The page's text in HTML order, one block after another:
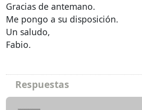
Gracias de antemano.
Me pongo a su disposición.
Un saludo,
Fabio.
Respuestas